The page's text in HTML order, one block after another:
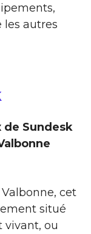
les autres
de Sundesk
cet
situé
vivant, ou